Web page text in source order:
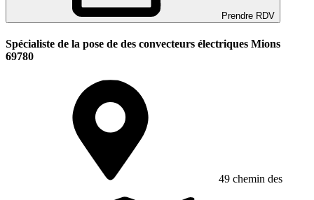
Prendre RDV
Spécialiste de la pose de des convecteurs électriques Mions
69780
49 chemin des